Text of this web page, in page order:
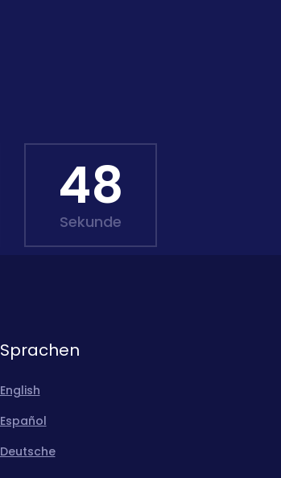
46
Sekunde
Sprachen
English
Español
Deutsche